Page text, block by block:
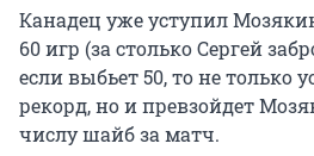
Канадец уже уступил
60 игр (за столько Сергей
если выбьет 50, то не только
рекорд, но и превзойдет
числу шайб за матч.